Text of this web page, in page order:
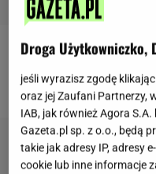
Więcej podobnych
głównejGazeta.pl.
Droga Użytkowniczko,
jeśli wyrazisz zgodę
oraz jej Zaufani Partnerzy,
IAB, jak również Agora
Gazeta.pl sp. z o.o., będą
takie jak adresy IP, adresy
cookie lub inne informacje